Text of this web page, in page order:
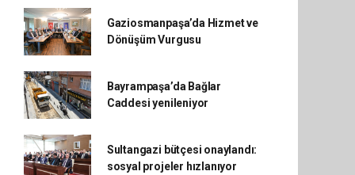
Gaziosmanpaşa’da Hizmet ve
Dönüşüm Vurgusu
Bayrampaşa’da Bağlar
Caddesi yenileniyor
Sultangazi bütçesi onaylandı:
sosyal projeler hızlanıyor